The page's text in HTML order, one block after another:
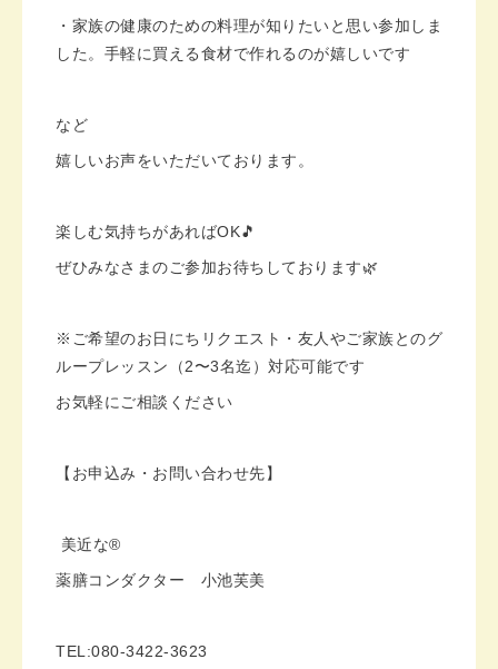
・家族の健康のための料理が知りたいと思い参加しま
した。手軽に買える食材で作れるのが嬉しいです
など
嬉しいお声をいただいております。
楽しむ気持ちがあればOK🎵
ぜひみなさまのご参加お待ちしております🌿
※ご希望のお日にちリクエスト・友人やご家族とのグ
ループレッスン（2〜3名迄）対応可能です
お気軽にご相談ください
【お申込み・お問い合わせ先】
美近な®︎
薬膳コンダクター 小池芙美
TEL:080-3422-3623